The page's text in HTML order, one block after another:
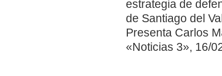
estrategia de
de Santiago del
Presenta Carlos
«Noticias 3», 16/